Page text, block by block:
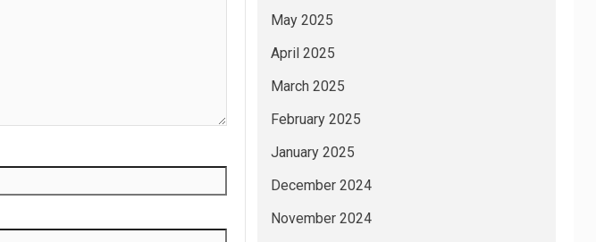
May 2025
April 2025
March 2025
February 2025
January 2025
December 2024
November 2024